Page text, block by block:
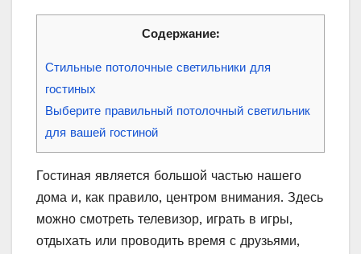
Содержание:
Стильные потолочные светильники для
гостиных
Выберите правильный потолочный светильник
для вашей гостиной
Гостиная является большой частью нашего
дома и, как правило, центром внимания. Здесь
можно смотреть телевизор, играть в игры,
отдыхать или проводить время с друзьями,